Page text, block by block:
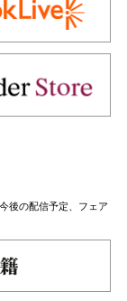
後の配信予定、フェア